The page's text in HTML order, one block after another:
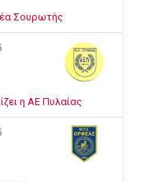
Σουρωτής
η ΑΕ Πυλαίας